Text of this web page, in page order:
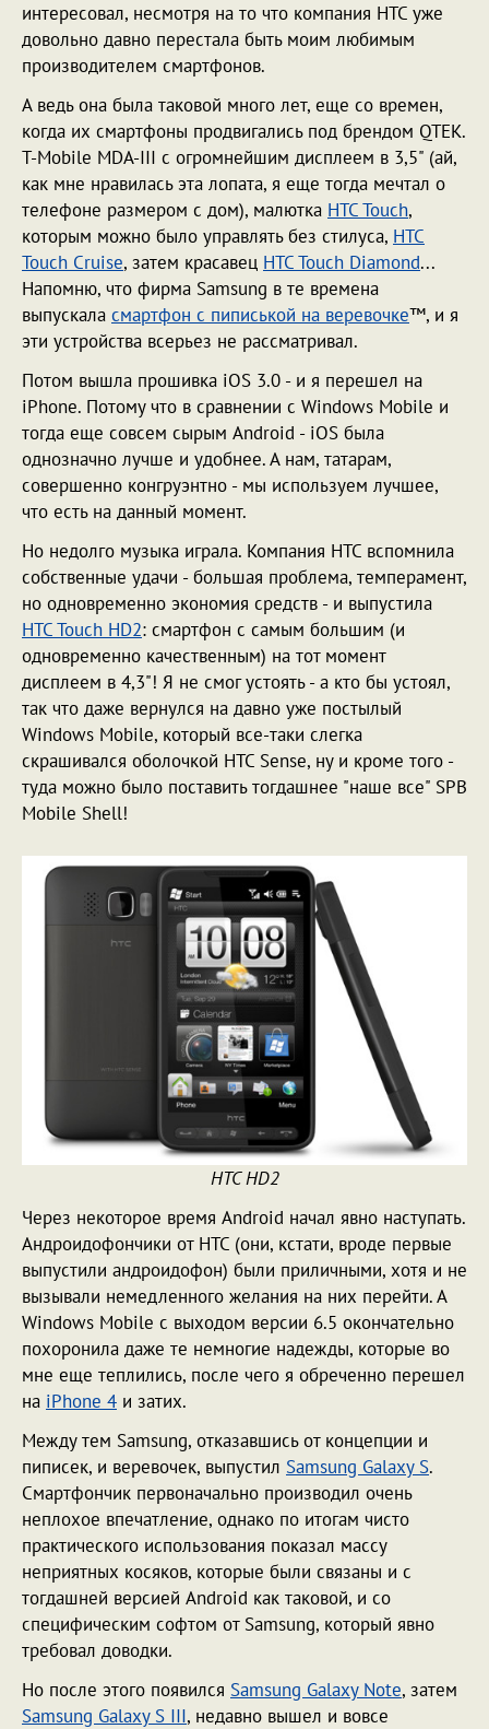
интересовал, несмотря на то что компания HTC уже
довольно давно перестала быть моим любимым
производителем смартфонов.
А ведь она была таковой много лет, еще со времен,
когда их смартфоны продвигались под брендом QTEK.
T-Mobile MDA-III с огромнейшим дисплеем в 3,5" (ай,
как мне нравилась эта лопата, я еще тогда мечтал о
телефоне размером с дом), малютка HTC Touch,
которым можно было управлять без стилуса, HTC
Touch Cruise, затем красавец HTC Touch Diamond...
Напомню, что фирма Samsung в те времена
выпускала смартфон с пиписькой на веревочке™, и я
эти устройства всерьез не рассматривал.
Потом вышла прошивка iOS 3.0 - и я перешел на
iPhone. Потому что в сравнении с Windows Mobile и
тогда еще совсем сырым Android - iOS была
однозначно лучше и удобнее. А нам, татарам,
совершенно конгруэнтно - мы используем лучшее,
что есть на данный момент.
Но недолго музыка играла. Компания HTC вспомнила
собственные удачи - большая проблема, темперамент,
но одновременно экономия средств -и выпустила
HTC Touch HD2: смартфон с самым большим (и
одновременно качественным) на тот момент
дисплеем в 4,3"! Я не смог устоять - а кто бы устоял,
так что даже вернулся на давно уже постылый
Windows Mobile, который все-таки слегка
скрашивался оболочкой HTC Sense, ну и кроме того -
туда можно было поставить тогдашнее "наше все" SPB
Mobile Shell!
HTC HD2
Через некоторое время Android начал явно наступать.
Андроидофончики от HTC (они, кстати, вроде первые
выпустили андроидофон) были приличными, хотя и не
вызывали немедленного желания на них перейти. А
Windows Mobile с выходом версии 6.5 окончательно
похоронила даже те немногие надежды, которые во
мне еще теплились, после чего я обреченно перешел
на iPhone 4 и затих.
Между тем Samsung, отказавшись от концепции и
пиписек, и веревочек, выпустил Samsung Galaxy S.
Смартфончик первоначально производил очень
неплохое впечатление, однако по итогам чисто
практического использования показал массу
неприятных косяков, которые были связаны и с
тогдашней версией Android как таковой, и со
специфическим софтом от Samsung, который явно
требовал доводки.
Но после этого появился Samsung Galaxy Note, затем
Samsung Galaxy S III, недавно вышел и вовсе